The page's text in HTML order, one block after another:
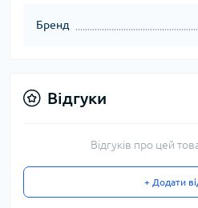
Бренд
Відгуки
Відгуків про цей
+ Додати